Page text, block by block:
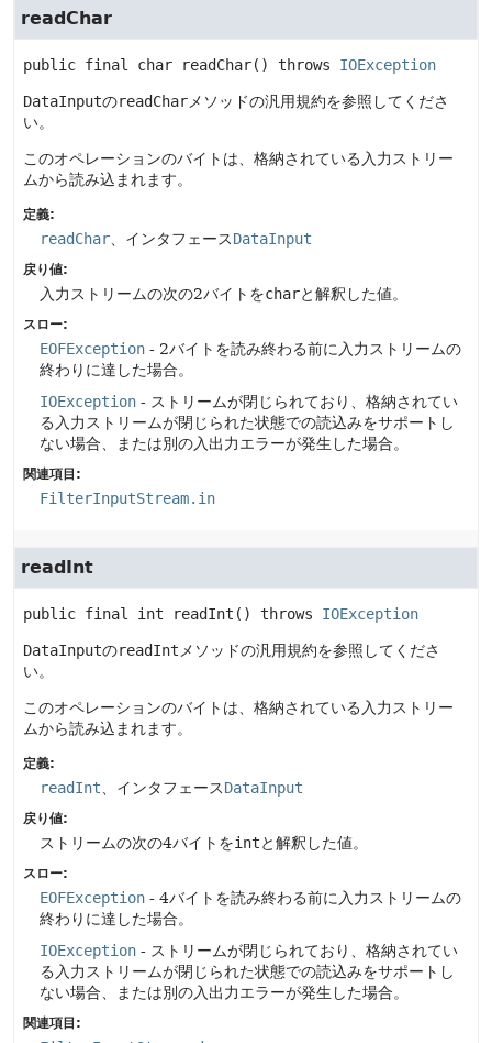
readChar
public final char readChar() throws IOException
DataInputのreadChar メソッドの汎用規約を参照してくださ
い。
このオペレーションのバイトは、格納されている入力ストリー
ムから読み込まれます。
定義:
readChar 、インタフェースDataInput
戻り値:
入力ストリームの次の2バイトをcharと解釈した値。
スロー:
EOFException - 2バイトを読み終わる前に入力ストリームの
終わりに達した場合。
IOException - ストリームが閉じられており、格納されてい
る入力ストリームが閉じられた状態での読込みをサポートし
ない場合、または別の入出力エラーが発生した場合。
関連項目:
FilterInputStream.in
readInt
public final int readInt () throws IOException
DataInputのreadInt メソッドの汎用規約を参照してくださ
い。
このオペレーションのバイトは、格納されている入力ストリー
ムから読み込まれます。
定義:
readInt 、インタフェースDataInput
戻り値:
ストリームの次の4バイトをintと解釈した値。
スロー:
EOFException - 4バイトを読み終わる前に入力ストリームの
終わりに達した場合。
IOException - ストリームが閉じられており、格納されてい
る入力ストリームが閉じられた状態での読込みをサポートし
ない場合、または別の入出力エラーが発生した場合。
関連項目: